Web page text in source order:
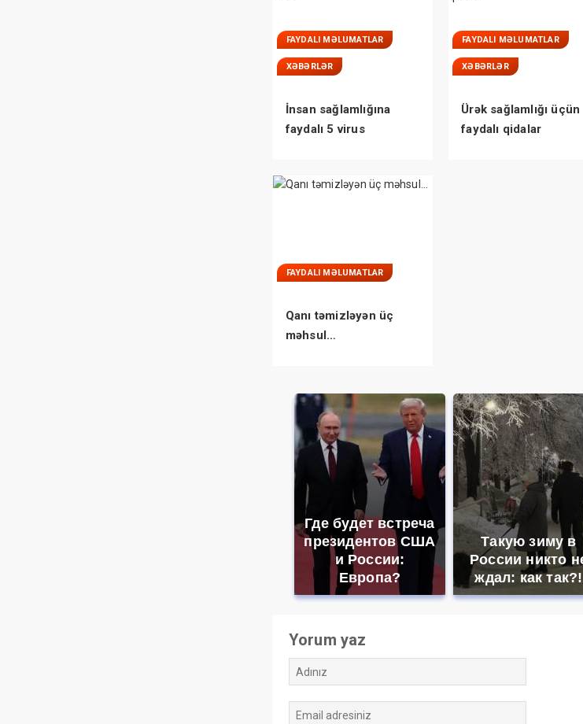
FAYDALI MƏLUMATLAR
XƏBƏRLƏR
İnsan sağlamlığına
faydalı 5 virus
FAYDALI MƏLUMATLAR
XƏBƏRLƏR
Ürək sağlamlığı üçün
faydalı qidalar
FAYDALI MƏLUMATLAR
Qanı təmizləyən üç
məhsul…
Где будет встреча
президентов США
и России:
Европа?
Такую зиму в
России никто
ждал: как так?!
Yorum yaz